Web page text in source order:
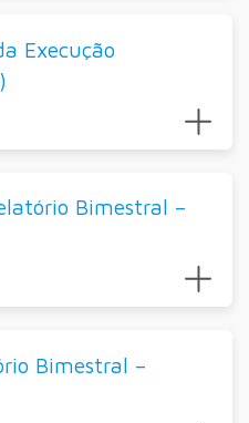
Execução
Bimestral –
Bimestral –